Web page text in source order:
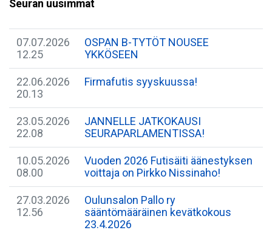
Seuran uusimmat
07.07.2026
12.25
​OSPAN B-TYTÖT NOUSEE
YKKÖSEEN
22.06.2026
20.13
Firmafutis syyskuussa!
23.05.2026
22.08
​JANNELLE JATKOKAUSI
SEURAPARLAMENTISSA!
10.05.2026
08.00
​Vuoden 2026 Futisäiti äänestyksen
voittaja on Pirkko Nissinaho!
27.03.2026
12.56
Oulunsalon Pallo ry
sääntömääräinen kevätkokous
23.4.2026